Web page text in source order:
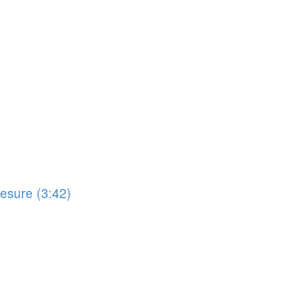
(3:42)